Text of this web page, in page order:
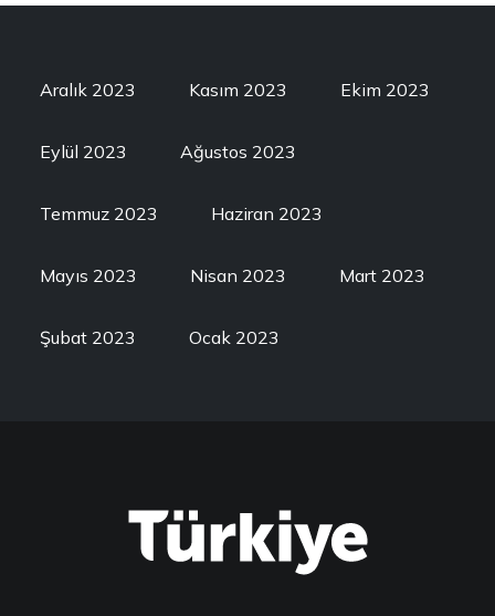
Aralık 2023 Kasım 2023 Ekim 2023
Eylül 2023 Ağustos 2023
Temmuz 2023 Haziran 2023
Mayıs 2023 Nisan 2023 Mart 2023
Şubat 2023 Ocak 2023